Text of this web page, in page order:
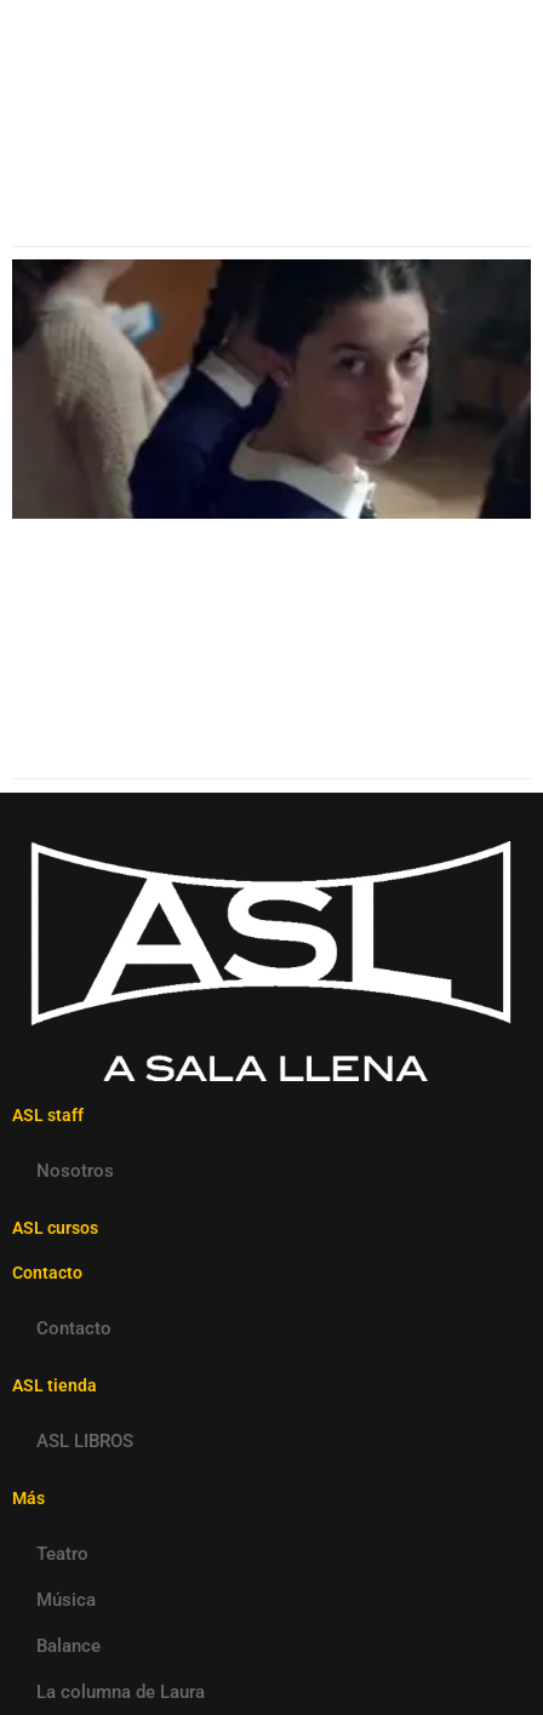
ASL staff
Nosotros
ASL cursos
Contacto
Contacto
ASL tienda
ASL LIBROS
Más
Teatro
Música
Balance
La columna de Laura